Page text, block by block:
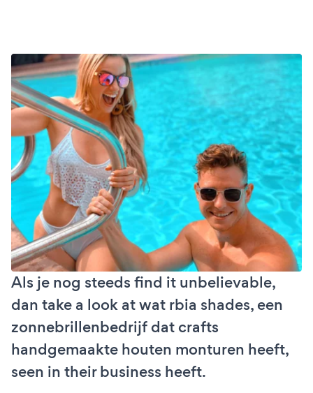
Als je nog steeds find it unbelievable,
dan take a look at wat rbia shades, een
zonnebrillenbedrijf dat crafts
handgemaakte houten monturen heeft,
seen in their business heeft.